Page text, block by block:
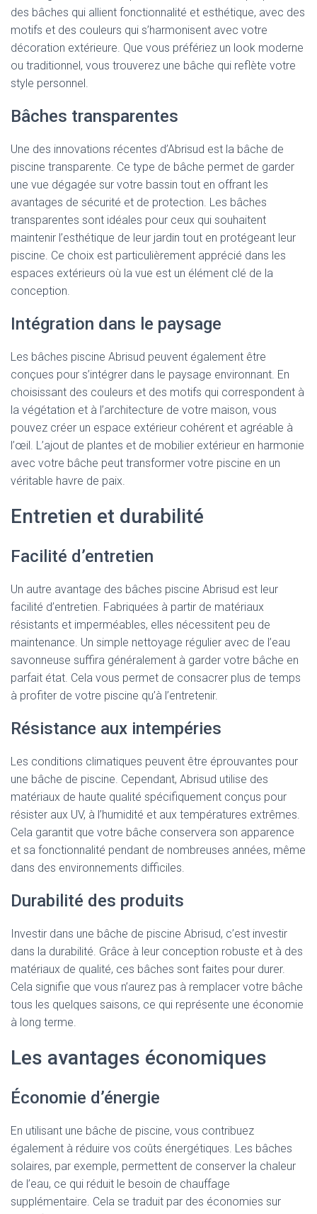
des bâches qui allient fonctionnalité et esthétique, avec des
motifs et des couleurs qui s’harmonisent avec votre
décoration extérieure. Que vous préfériez un look moderne
ou traditionnel, vous trouverez une bâche qui reflète votre
style personnel.
Bâches transparentes
Une des innovations récentes d’Abrisud est la bâche de
piscine transparente. Ce type de bâche permet de garder
une vue dégagée sur votre bassin tout en offrant les
avantages de sécurité et de protection. Les bâches
transparentes sont idéales pour ceux qui souhaitent
maintenir l’esthétique de leur jardin tout en protégeant leur
piscine. Ce choix est particulièrement apprécié dans les
espaces extérieurs où la vue est un élément clé de la
conception.
Intégration dans le paysage
Les bâches piscine Abrisud peuvent également être
conçues pour s’intégrer dans le paysage environnant. En
choisissant des couleurs et des motifs qui correspondent à
la végétation et à l’architecture de votre maison, vous
pouvez créer un espace extérieur cohérent et agréable à
l’œil. L’ajout de plantes et de mobilier extérieur en harmonie
avec votre bâche peut transformer votre piscine en un
véritable havre de paix.
Entretien et durabilité
Facilité d’entretien
Un autre avantage des bâches piscine Abrisud est leur
facilité d’entretien. Fabriquées à partir de matériaux
résistants et imperméables, elles nécessitent peu de
maintenance. Un simple nettoyage régulier avec de l’eau
savonneuse suffira généralement à garder votre bâche en
parfait état. Cela vous permet de consacrer plus de temps
à profiter de votre piscine qu’à l’entretenir.
Résistance aux intempéries
Les conditions climatiques peuvent être éprouvantes pour
une bâche de piscine. Cependant, Abrisud utilise des
matériaux de haute qualité spécifiquement conçus pour
résister aux UV, à l’humidité et aux températures extrêmes.
Cela garantit que votre bâche conservera son apparence
et sa fonctionnalité pendant de nombreuses années, même
dans des environnements difficiles.
Durabilité des produits
Investir dans une bâche de piscine Abrisud, c’est investir
dans la durabilité. Grâce à leur conception robuste et à des
matériaux de qualité, ces bâches sont faites pour durer.
Cela signifie que vous n’aurez pas à remplacer votre bâche
tous les quelques saisons, ce qui représente une économie
à long terme.
Les avantages économiques
Économie d’énergie
En utilisant une bâche de piscine, vous contribuez
également à réduire vos coûts énergétiques. Les bâches
solaires, par exemple, permettent de conserver la chaleur
de l’eau, ce qui réduit le besoin de chauffage
supplémentaire. Cela se traduit par des économies sur